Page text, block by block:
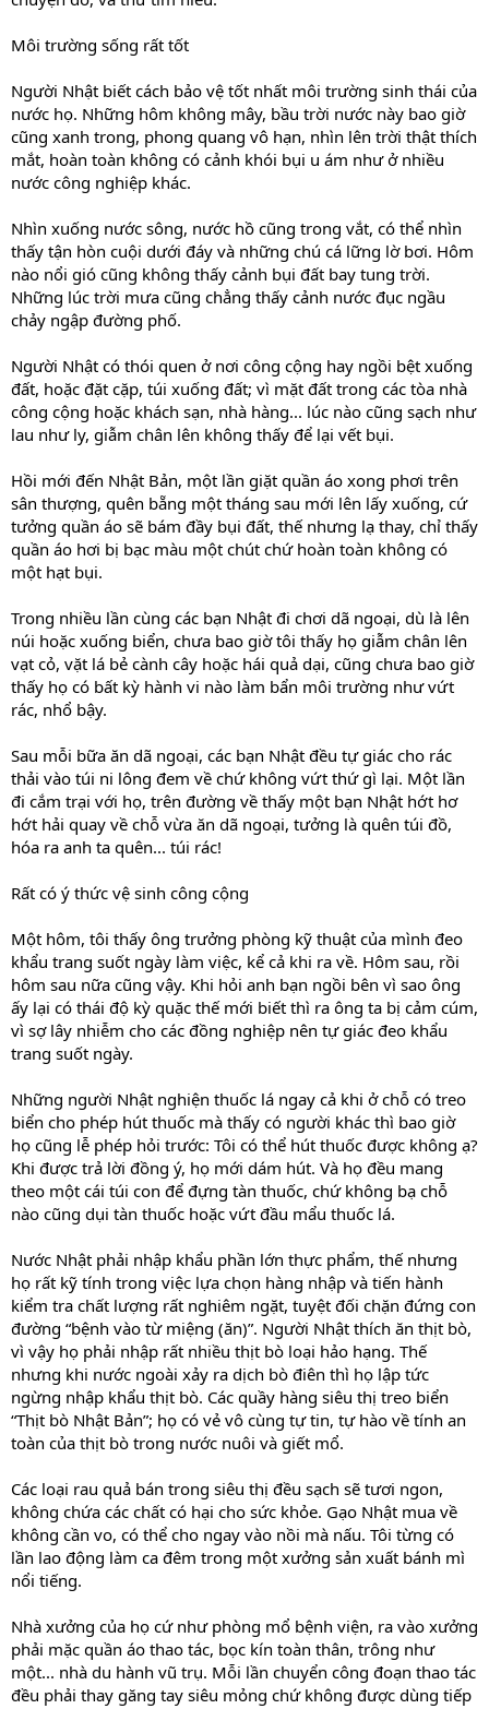
Môi trường sống rất tốt
Người Nhật biết cách bảo vệ tốt nhất môi trường sinh thái của
nước họ. Những hôm không mây, bầu trời nước này bao giờ
cũng xanh trong, phong quang vô hạn, nhìn lên trời thật thích
mắt, hoàn toàn không có cảnh khói bụi u ám như ở nhiều
nước công nghiệp khác.
Nhìn xuống nước sông, nước hồ cũng trong vắt, có thể nhìn
thấy tận hòn cuội dưới đáy và những chú cá lững lờ bơi. Hôm
nào nổi gió cũng không thấy cảnh bụi đất bay tung trời.
Những lúc trời mưa cũng chẳng thấy cảnh nước đục ngầu
chảy ngập đường phố.
Người Nhật có thói quen ở nơi công cộng hay ngồi bệt xuống
đất, hoặc đặt cặp, túi xuống đất; vì mặt đất trong các tòa nhà
công cộng hoặc khách sạn, nhà hàng... lúc nào cũng sạch như
lau như ly, giẫm chân lên không thấy để lại vết bụi.
Hồi mới đến Nhật Bản, một lần giặt quần áo xong phơi trên
sân thượng, quên bẵng một tháng sau mới lên lấy xuống, cứ
tưởng quần áo sẽ bám đầy bụi đất, thế nhưng lạ thay, chỉ thấy
quần áo hơi bị bạc màu một chút chứ hoàn toàn không có
một hạt bụi.
Trong nhiều lần cùng các bạn Nhật đi chơi dã ngoại, dù là lên
núi hoặc xuống biển, chưa bao giờ tôi thấy họ giẫm chân lên
vạt cỏ, vặt lá bẻ cành cây hoặc hái quả dại, cũng chưa bao giờ
thấy họ có bất kỳ hành vi nào làm bẩn môi trường như vứt
rác, nhổ bậy.
Sau mỗi bữa ăn dã ngoại, các bạn Nhật đều tự giác cho rác
thải vào túi ni lông đem về chứ không vứt thứ gì lại. Một lần
đi cắm trại với họ, trên đường về thấy một bạn Nhật hớt hơ
hớt hải quay về chỗ vừa ăn dã ngoại, tưởng là quên túi đồ,
hóa ra anh ta quên... túi rác!
Rất có ý thức vệ sinh công cộng
Một hôm, tôi thấy ông trưởng phòng kỹ thuật của mình đeo
khẩu trang suốt ngày làm việc, kể cả khi ra về. Hôm sau, rồi
hôm sau nữa cũng vậy. Khi hỏi anh bạn ngồi bên vì sao ông
ấy lại có thái độ kỳ quặc thế mới biết thì ra ông ta bị cảm cúm,
vì sợ lây nhiễm cho các đồng nghiệp nên tự giác đeo khẩu
trang suốt ngày.
Những người Nhật nghiện thuốc lá ngay cả khi ở chỗ có treo
biển cho phép hút thuốc mà thấy có người khác thì bao giờ
họ cũng lễ phép hỏi trước: Tôi có thể hút thuốc được không ạ?
Khi được trả lời đồng ý, họ mới dám hút. Và họ đều mang
theo một cái túi con để đựng tàn thuốc, chứ không bạ chỗ
nào cũng dụi tàn thuốc hoặc vứt đầu mẩu thuốc lá.
Nước Nhật phải nhập khẩu phần lớn thực phẩm, thế nhưng
họ rất kỹ tính trong việc lựa chọn hàng nhập và tiến hành
kiểm tra chất lượng rất nghiêm ngặt, tuyệt đối chặn đứng con
đường “bệnh vào từ miệng (ăn)”. Người Nhật thích ăn thịt bò,
vì vậy họ phải nhập rất nhiều thịt bò loại hảo hạng. Thế
nhưng khi nước ngoài xảy ra dịch bò điên thì họ lập tức
ngừng nhập khẩu thịt bò. Các quầy hàng siêu thị treo biển
“Thịt bò Nhật Bản”; họ có vẻ vô cùng tự tin, tự hào về tính an
toàn của thịt bò trong nước nuôi và giết mổ.
Các loại rau quả bán trong siêu thị đều sạch sẽ tươi ngon,
không chứa các chất có hại cho sức khỏe. Gạo Nhật mua về
không cần vo, có thể cho ngay vào nồi mà nấu. Tôi từng có
lần lao động làm ca đêm trong một xưởng sản xuất bánh mì
nổi tiếng.
Nhà xưởng của họ cứ như phòng mổ bệnh viện, ra vào xưởng
phải mặc quần áo thao tác, bọc kín toàn thân, trông như
một... nhà du hành vũ trụ. Mỗi lần chuyển công đoạn thao tác
đều phải thay găng tay siêu mỏng chứ không được dùng tiếp